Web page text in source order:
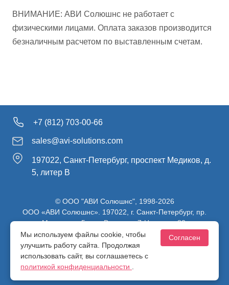
ВНИМАНИЕ: АВИ Солюшнс не работает с
физическими лицами. Оплата заказов производится
безналичным расчетом по выставленным счетам.
+7 (812) 703-00-66
sales@avi-solutions.com
197022, Санкт-Петербург, проспект Медиков, д.
5, литер В
© ООО "АВИ Солюшнс", 1998-2026
ООО «АВИ Солюшнс». 197022, г. Санкт-Петербург, пр.
Медиков, д.5, лит. В, ч. пом. 7-Н, ч. ком. 82.
ИНН 7813470830 / КПП 781301001 / ОГРН 1107847137980
Политика конфиденциальности
Мы используем файлы cookie, чтобы
улучшить работу сайта. Продолжая
использовать сайт, вы соглашаетесь с
политикой конфиденциальности
Согласен